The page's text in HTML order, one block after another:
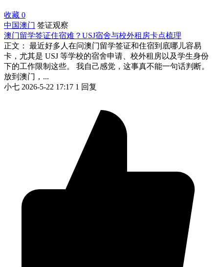
收藏 0
中国澳门 签证观察
澳门留学签证住宿难？USJ宿舍与校外租房卡点梳理
正文： 最近好多人在问澳门留学签证和住宿到底哪儿容易
卡，尤其是 USJ 等学校的宿舍申请、校外租房以及学生身份
下的工作限制这些。 我自己感觉，这事真不能一句话判断。
放到澳门，...
小七 2026-5-22 17:17 1 回复